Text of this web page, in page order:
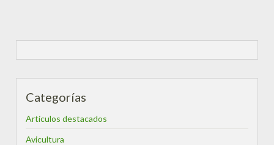
Categorías
Artículos destacados
Avicultura